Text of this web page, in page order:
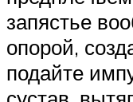
запястье
опорой,
подайте